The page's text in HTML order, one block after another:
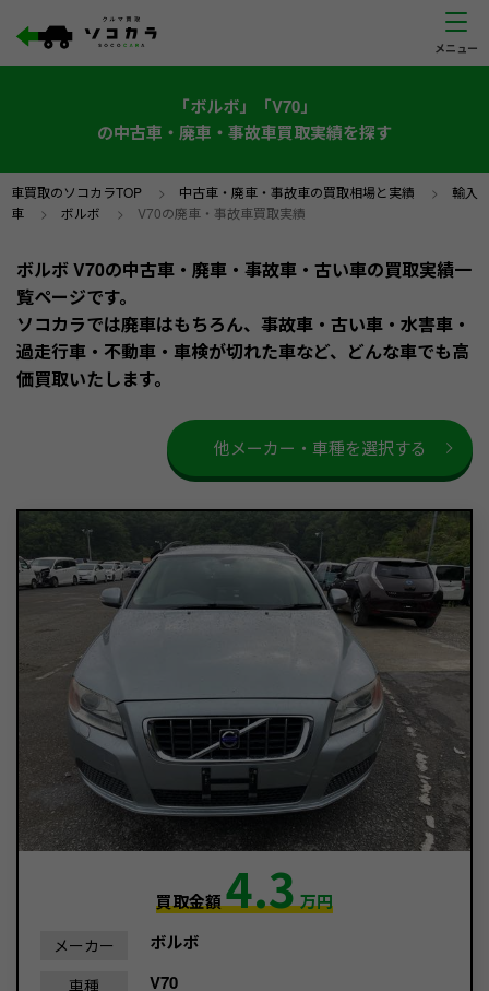
「ボルボ」「V70」
の中古車・廃車・事故車買取実績を探す
車買取のソコカラTOP > 中古車・廃車・事故車の買取相場と実績 > 輸入
車 > ボルボ > V70の廃車・事故車買取実績
ボルボ V70の中古車・廃車・事故車・古い車の買取実績一
覧ページです。
ソコカラでは廃車はもちろん、事故車・古い車・水害車・
過走行車・不動車・車検が切れた車など、どんな車でも高
価買取いたします。
他メーカー・車種を選択する
買取金額4.3万円
メーカー ボルボ
車種 V70